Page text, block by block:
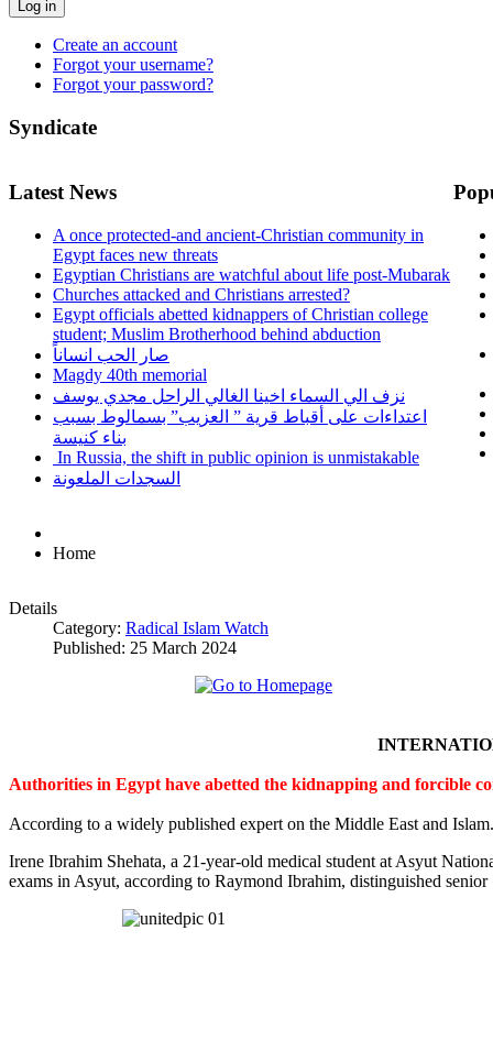
Log in
Create an account
Forgot your username?
Forgot your password?
Syndicate
Latest News
A once protected-and ancient-Christian community in
Egypt faces new threats
Egyptian Christians are watchful about life post-Mubarak
Churches attacked and Christians arrested?
Egypt officials abetted kidnappers of Christian college
student; Muslim Brotherhood behind abduction
صار الحب انساناً
Magdy 40th memorial
نزف الي السماء اخينا الغالي الراحل مجدي يوسف
اعتداءات على أقباط قرية ” العزيب” بسمالوط بسبب
بناء كنيسة
In Russia, the shift in public opinion is unmistakable
السجدات الملعونة
Home
Details
Category: Radical Islam Watch
Published: 25 March 2024
Authorities in Egypt have abetted the kidnapping and forcible
According to a widely published expert on the Middle East and Islam.
Irene Ibrahim Shehata, a 21-year-old medical student at Asyut
exams in Asyut, according to Raymond Ibrahim, distinguished